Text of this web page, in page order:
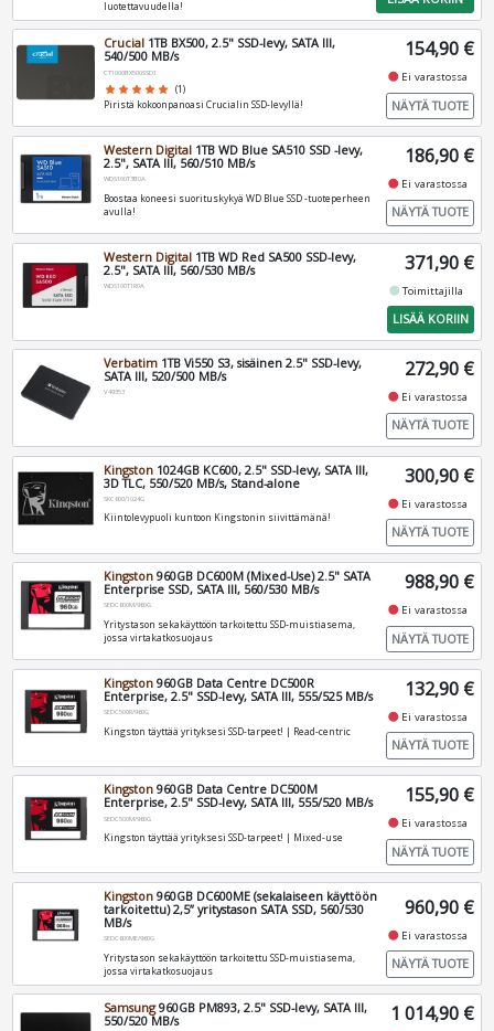
luotettavuudella!
Crucial 1TB BX500, 2.5" SSD-levy, SATA III,
540/500 MB/s
CT1000BX500SSD1
star star star star star (1)
Piristä kokoonpanoasi Crucialin SSD-levyllä!
154,90 €
fiber_manual_record Ei varastossa
NÄYTÄ TUOTE
Western Digital 1TB WD Blue SA510 SSD -levy,
2.5", SATA III, 560/510 MB/s
WDS100T3B0A
Boostaa koneesi suorituskykyä WD Blue SSD -tuoteperheen
avulla!
186,90 €
fiber_manual_record Ei varastossa
NÄYTÄ TUOTE
Western Digital 1TB WD Red SA500 SSD-levy,
2.5", SATA III, 560/530 MB/s
WDS100T1R0A
371,90 €
fiber_manual_recordToimittajilla
LISÄÄ KORIIN
Verbatim 1TB Vi550 S3, sisäinen 2.5" SSD-levy,
SATA III, 520/500 MB/s
V49353
272,90 €
fiber_manual_record Ei varastossa
NÄYTÄ TUOTE
Kingston 1024GB KC600, 2.5" SSD-levy, SATA III,
3D TLC, 550/520 MB/s, Stand-alone
SKC600/1024G
Kiintolevypuoli kuntoon Kingstonin siivittämänä!
300,90 €
fiber_manual_record Ei varastossa
NÄYTÄ TUOTE
Kingston 960GB DC600M (Mixed-Use) 2.5" SATA
Enterprise SSD, SATA III, 560/530 MB/s
SEDC600M/960G
Yritystason sekakäyttöön tarkoitettu SSD-muistiasema,
jossa virtakatkosuojaus
988,90 €
fiber_manual_record Ei varastossa
NÄYTÄ TUOTE
Kingston 960GB Data Centre DC500R
Enterprise, 2.5" SSD-levy, SATA III, 555/525 MB/s
SEDC500R/960G
Kingston täyttää yrityksesi SSD-tarpeet! | Read-centric
132,90 €
fiber_manual_record Ei varastossa
NÄYTÄ TUOTE
Kingston 960GB Data Centre DC500M
Enterprise, 2.5" SSD-levy, SATA III, 555/520 MB/s
SEDC500M/960G
Kingston täyttää yrityksesi SSD-tarpeet! | Mixed-use
155,90 €
fiber_manual_record Ei varastossa
NÄYTÄ TUOTE
Kingston 960GB DC600ME (sekalaiseen käyttöön
tarkoitettu) 2,5” yritystason SATA SSD, 560/530
MB/s
SEDC600ME/960G
Yritystason sekakäyttöön tarkoitettu SSD-muistiasema,
jossa virtakatkosuojaus
960,90 €
fiber_manual_record Ei varastossa
NÄYTÄ TUOTE
Samsung960GB PM893, 2.5" SSD-levy, SATA III,
550/520 MB/s
1 014,90 €